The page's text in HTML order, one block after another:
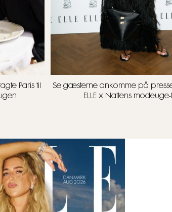
Paris til
Se gæsterne ankomme på
ELLE x Nattens modeuge-